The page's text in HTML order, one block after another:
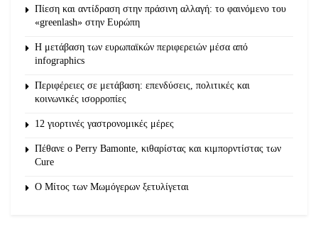
Πίεση και αντίδραση στην πράσινη αλλαγή: το φαινόμενο του
«greenlash» στην Ευρώπη
Η μετάβαση των ευρωπαϊκών περιφερειών μέσα από
infographics
Περιφέρειες σε μετάβαση: επενδύσεις, πολιτικές και
κοινωνικές ισορροπίες
12 γιορτινές γαστρονομικές μέρες
Πέθανε ο Perry Bamonte, κιθαρίστας και κιμπορντίστας των
Cure
O Μίτος των Μωμόγερων ξετυλίγεται